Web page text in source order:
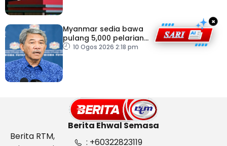
Myanmar sedia bawa
pulang 5,000 pelarian
guna kapal
10 Ogos 2026 2:18 pm
×
Berita Ehwal Semasa
Berita RTM,
: +60322823119